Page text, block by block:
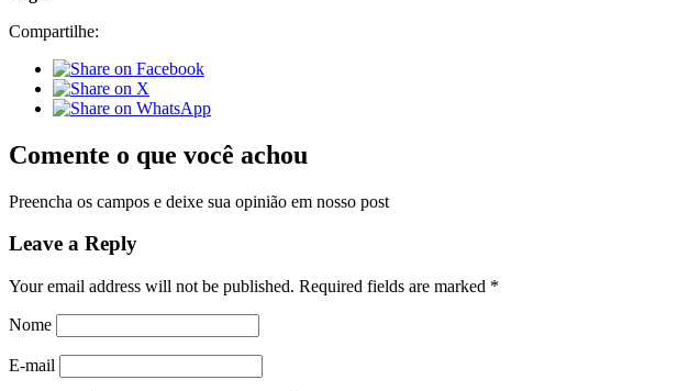
Compartilhe:
Comente o que você achou
Preencha os campos e deixe sua opinião em nosso post
Leave a Reply
Your email address will not be published. Required fields are marked *
Nome
E-mail